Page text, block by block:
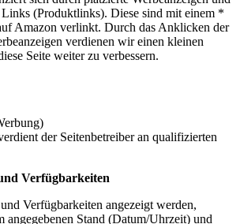
(Produktlinks). Diese sind mit einem *
Amazon verlinkt. Durch das Anklicken der
verdienen wir einen kleinen
Seite weiter zu verbessern.
der Seitenbetreiber an qualifizierten
Verfügbarkeiten
Verfügbarkeiten angezeigt werden,
angegebenen Stand (Datum/Uhrzeit) und